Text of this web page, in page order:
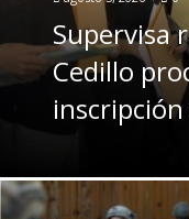
Supervisa
Cedillo